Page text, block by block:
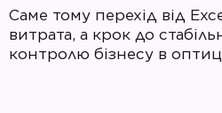
Саме тому перехід від
витрата, а крок до
контролю бізнесу в